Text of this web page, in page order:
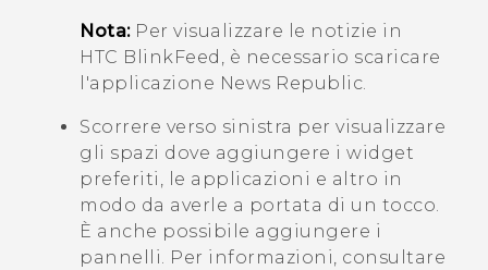
Nota:Per visualizzare le notizie in
HTC BlinkFeed , è necessario scaricare
l'applicazione News Republic.
Scorrere verso sinistra per visualizzare
gli spazi dove aggiungere i widget
preferiti, le applicazioni e altro in
modo da averle a portata di un tocco.
È anche possibile aggiungere i
pannelli. Per informazioni, consultare